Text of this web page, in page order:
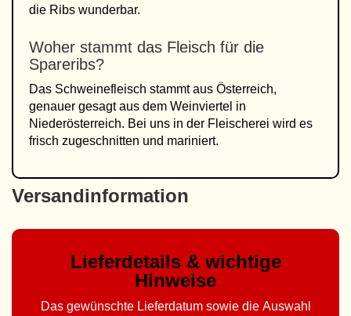
die Ribs wunderbar.
Woher stammt das Fleisch für die
Spareribs?
Das Schweinefleisch stammt aus Österreich,
genauer gesagt aus dem Weinviertel in
Niederösterreich. Bei uns in der Fleischerei wird es
frisch zugeschnitten und mariniert.
Versandinformation
Lieferdetails & wichtige
Hinweise
Das gewünschte Lieferdatum sowie die Auswahl